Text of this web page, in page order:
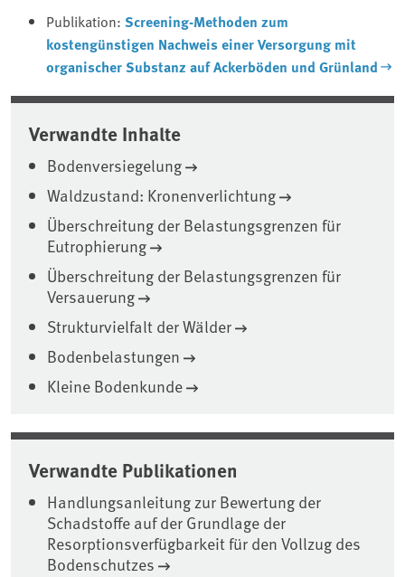
Publikation:Screening-Methoden zum
kostengünstigen Nachweis einer Versorgung mit
organischer Substanz auf Ackerböden und Grünland
Verwandte Inhalte
Bodenversiegelung
Waldzustand: Kronenverlichtung
Überschreitung der Belastungsgrenzen für
Eutrophierung
Überschreitung der Belastungsgrenzen für
Versauerung
Strukturvielfalt der Wälder
Bodenbelastungen
Kleine Bodenkunde
Verwandte Publikationen
Handlungsanleitung zur Bewertung der
Schadstoffe auf der Grundlage der
Resorptionsverfügbarkeit für den Vollzug des
Bodenschutzes